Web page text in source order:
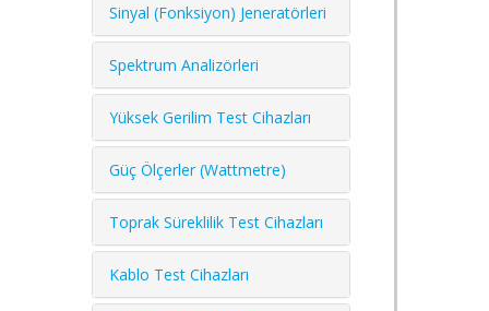
Sinyal (Fonksiyon) Jeneratörleri
Spektrum Analizörleri
Yüksek Gerilim Test Cihazları
Güç Ölçerler (Wattmetre)
Toprak Süreklilik Test Cihazları
Kablo Test Cihazları